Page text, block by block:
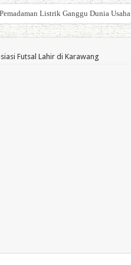
Laporan Keuangan Pemda Karawang
Futsal Lahir di Karawang